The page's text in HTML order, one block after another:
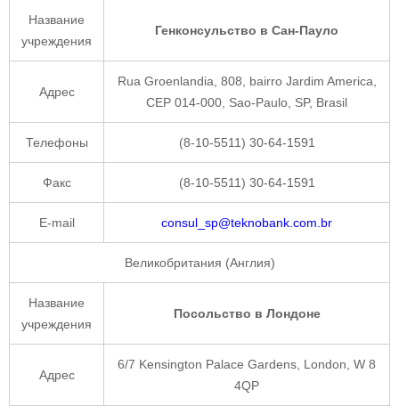
Название
учреждения
Генконсульство в Сан-Пауло
Адрес
Rua Groenlandia, 808, bairro Jardim America,
CEP 014-000, Sao-Paulo, SP, Brasil
Телефоны (8-10-5511) 30-64-1591
Факс (8-10-5511) 30-64-1591
E-mail consul_sp@teknobank.com.br
Великобритания (Англия)
Название
учреждения
Посольство в Лондоне
Адрес
6/7 Kensington Palace Gardens, London, W 8
4QP